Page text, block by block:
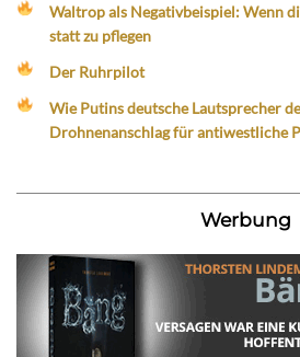
Waltrop als Negativbeispiel: Wenn
statt zu pflegen
Der Ruhrpilot
Wie Putins deutsche Lautsprecher
Drohnenanschlag für antiwestliche
Werbung